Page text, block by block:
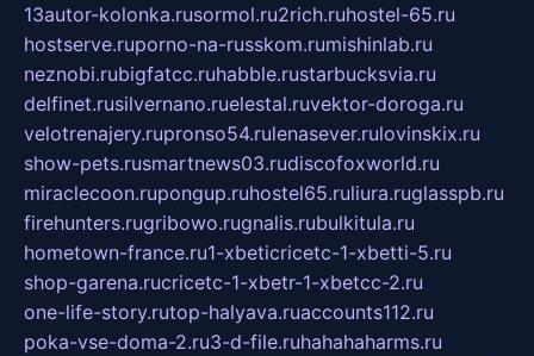
13autor-kolonka.rusormol.ru2rich.ruhostel-65.ru
hostserve.ruporno-na-russkom.rumishinlab.ru
neznobi.rubigfatcc.ruhabble.rustarbucksvia.ru
delfinet.rusilvernano.ruelestal.ruvektor-doroga.ru
velotrenajery.rupronso54.rulenasever.rulovinskix.ru
show-pets.rusmartnews03.rudiscofoxworld.ru
miraclecoon.rupongup.ruhostel65.ruliura.ruglasspb.ru
firehunters.rugribowo.rugnalis.rubulkitula.ru
hometown-france.ru1-xbeticricetc-1-xbetti-5.ru
shop-garena.rucricetc-1-xbetr-1-xbetcc-2.ru
one-life-story.rutop-halyava.ruaccounts112.ru
poka-vse-doma-2.ru3-d-file.ruhahahaharms.ru